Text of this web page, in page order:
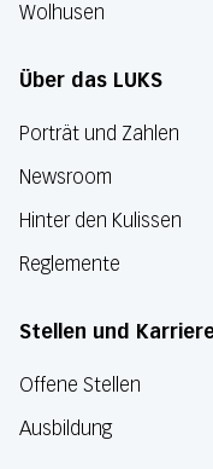
Wolhusen
Über das LUKS
Porträt und Zahlen
Newsroom
Hinter den Kulissen
Reglemente
Stellen und
Offene Stellen
Ausbildung